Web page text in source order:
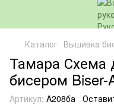
Каталог Вышивка
Тамара
бисером Biser-
Артикул: A208ба